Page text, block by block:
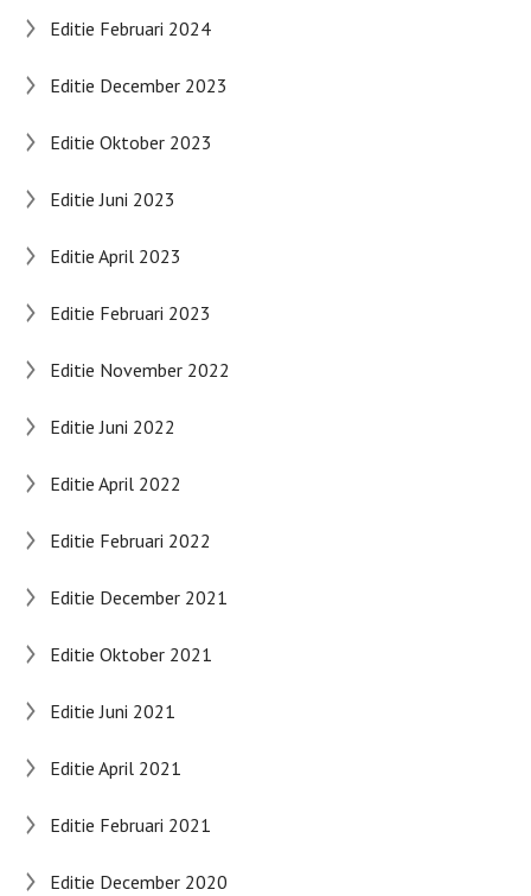
Editie Februari 2024
Editie December 2023
Editie Oktober 2023
Editie Juni 2023
Editie April 2023
Editie Februari 2023
Editie November 2022
Editie Juni 2022
Editie April 2022
Editie Februari 2022
Editie December 2021
Editie Oktober 2021
Editie Juni 2021
Editie April 2021
Editie Februari 2021
Editie December 2020